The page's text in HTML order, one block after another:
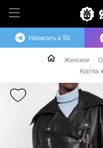
Женское
Куртка
Написать в TG